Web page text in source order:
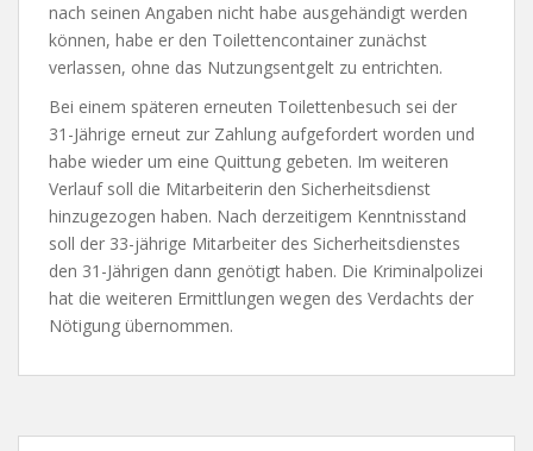
nach seinen Angaben nicht habe ausgehändigt werden
können, habe er den Toilettencontainer zunächst
verlassen, ohne das Nutzungsentgelt zu entrichten.
Bei einem späteren erneuten Toilettenbesuch sei der
31-Jährige erneut zur Zahlung aufgefordert worden und
habe wieder um eine Quittung gebeten. Im weiteren
Verlauf soll die Mitarbeiterin den Sicherheitsdienst
hinzugezogen haben. Nach derzeitigem Kenntnisstand
soll der 33-jährige Mitarbeiter des Sicherheitsdienstes
den 31-Jährigen dann genötigt haben. Die Kriminalpolizei
hat die weiteren Ermittlungen wegen des Verdachts der
Nötigung übernommen.